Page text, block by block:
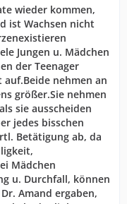
wieder kommen,
ist Wachsen nicht
Jungen u. Mädchen
der Teenager
nehmen an
größer.Sie nehmen
sie ausscheiden
jedes bisschen
Betätigung ab, da
Mädchen
u. Durchfall, können
Amand ergaben,